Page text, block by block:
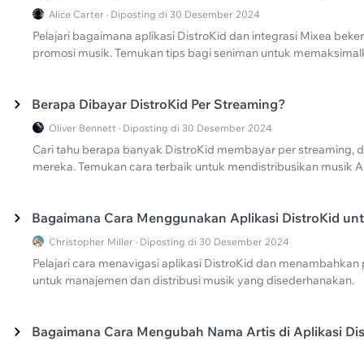
Alice Carter · Diposting di 30 Desember 2024
Pelajari bagaimana aplikasi DistroKid dan integrasi Mixea
promosi musik. Temukan tips bagi seniman untuk
Berapa Dibayar DistroKid Per Streaming?
Oliver Bennett · Diposting di 30 Desember 2024
Cari tahu berapa banyak DistroKid membayar per streaming,
mereka. Temukan cara terbaik untuk mendistribusikan musik
Bagaimana Cara Menggunakan Aplikasi DistroKid
Christopher Miller · Diposting di 30 Desember 2024
Pelajari cara menavigasi aplikasi DistroKid dan
untuk manajemen dan distribusi musik yang disederhanakan.
Bagaimana Cara Mengubah Nama Artis di Aplikasi